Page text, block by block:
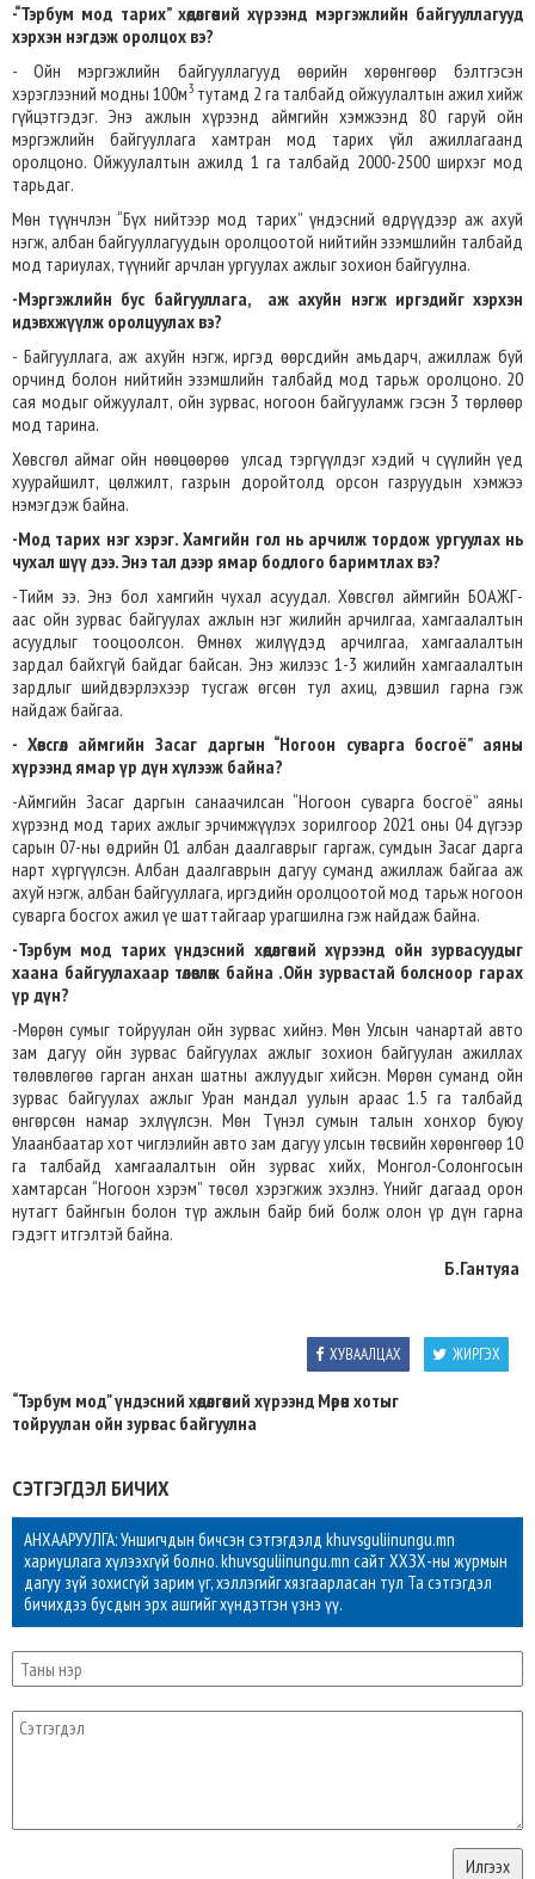
-“Тэрбум мод тарих” хөдөлгөөний хүрээнд мэргэжлийн байгууллагууд
хэрхэн нэгдэж оролцох вэ?
- Ойн мэргэжлийн байгууллагууд өөрийн хөрөнгөөр бэлтгэсэн
хэрэглээний модны 100м3 тутамд 2 га талбайд ойжуулалтын ажил хийж
гүйцэтгэдэг. Энэ ажлын хүрээнд аймгийн хэмжээнд 80 гаруй ойн
мэргэжлийн байгууллага хамтран мод тарих үйл ажиллагаанд
оролцоно. Ойжуулалтын ажилд 1 га талбайд 2000-2500 ширхэг мод
тарьдаг.
Мөн түүнчлэн “Бүх нийтээр мод тарих” үндэсний өдрүүдээр аж ахуй
нэгж, албан байгууллагуудын оролцоотой нийтийн эзэмшлийн талбайд
мод тариулах, түүнийг арчлан ургуулах ажлыг зохион байгуулна.
-Мэргэжлийн бус байгууллага, аж ахуйн нэгж иргэдийг хэрхэн
идэвхжүүлж оролцуулах вэ?
- Байгууллага, аж ахуйн нэгж, иргэд өөрсдийн амьдарч, ажиллаж буй
орчинд болон нийтийн эзэмшлийн талбайд мод тарьж оролцоно. 20
сая модыг ойжуулалт, ойн зурвас, ногоон байгууламж гэсэн 3 төрлөөр
мод тарина.
Хөвсгөл аймаг ойн нөөцөөрөө улсад тэргүүлдэг хэдий ч сүүлийн үед
хуурайшилт, цөлжилт, газрын доройтолд орсон газруудын хэмжээ
нэмэгдэж байна.
-Мод тарих нэг хэрэг. Хамгийн гол нь арчилж тордож ургуулах нь
чухал шүү дээ. Энэ тал дээр ямар бодлого баримтлах вэ?
-Тийм ээ. Энэ бол хамгийн чухал асуудал. Хөвсгөл аймгийн БОАЖГ-
аас ойн зурвас байгуулах ажлын нэг жилийн арчилгаа, хамгаалалтын
асуудлыг тооцоолсон. Өмнөх жилүүдэд арчилгаа, хамгаалалтын
зардал байхгүй байдаг байсан. Энэ жилээс 1-3 жилийн хамгаалалтын
зардлыг шийдвэрлэхээр тусгаж өгсөн тул ахиц, дэвшил гарна гэж
найдаж байгаа.
- Хөвсгөл аймгийн Засаг даргын “Ногоон суварга босгоё” аяны
хүрээнд ямар үр дүн хүлээж байна?
-Аймгийн Засаг даргын санаачилсан “Ногоон суварга босгоё” аяны
хүрээнд мод тарих ажлыг эрчимжүүлэх зорилгоор 2021 оны 04 дүгээр
сарын 07-ны өдрийн 01 албан даалгаврыг гаргаж, сумдын Засаг дарга
нарт хүргүүлсэн. Албан даалгаврын дагуу суманд ажиллаж байгаа аж
ахуй нэгж, албан байгууллага, иргэдийн оролцоотой мод тарьж ногоон
суварга босгох ажил үе шаттайгаар урагшилна гэж найдаж байна.
-Тэрбум мод тарих үндэсний хөдөлгөөний хүрээнд ойн зурвасуудыг
хаана байгуулахаар төлөвлөж байна .Ойн зурвастай болсноор гарах
үр дүн?
-Мөрөн сумыг тойруулан ойн зурвас хийнэ. Мөн Улсын чанартай авто
зам дагуу ойн зурвас байгуулах ажлыг зохион байгуулан ажиллах
төлөвлөгөө гарган анхан шатны ажлуудыг хийсэн. Мөрөн суманд ойн
зурвас байгуулах ажлыг Уран мандал уулын араас 1.5 га талбайд
өнгөрсөн намар эхлүүлсэн. Мөн Түнэл сумын талын хонхор буюу
Улаанбаатар хот чиглэлийн авто зам дагуу улсын төсвийн хөрөнгөөр 10
га талбайд хамгаалалтын ойн зурвас хийх, Монгол-Солонгосын
хамтарсан “Ногоон хэрэм” төсөл хэрэгжиж эхэлнэ. Үнийг дагаад орон
нутагт байнгын болон түр ажлын байр бий болж олон үр дүн гарна
гэдэгт итгэлтэй байна.
Б.Гантуяа
ЖИРГЭХ
ХУВААЛЦАХ
“Тэрбум мод" үндэсний хөдөлгөөний хүрээнд Мөрөн хотыг
тойруулан ойн зурвас байгуулна
СЭТГЭГДЭЛ БИЧИХ
АНХААРУУЛГА: Уншигчдын бичсэн сэтгэгдэлд khuvsguliinungu.mn
хариуцлага хүлээхгүй болно. khuvsguliinungu.mn сайт ХХЗХ-ны журмын
дагуу зүй зохисгүй зарим үг, хэллэгийг хязгаарласан тул Та сэтгэгдэл
бичихдээ бусдын эрх ашгийг хүндэтгэн үзнэ үү.